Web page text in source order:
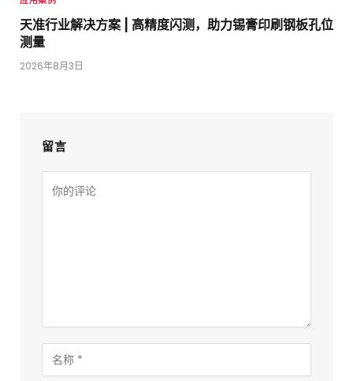
天准行业解决方案 | 高精度闪测，助力锡膏印刷钢板孔位
测量
2026年8月3日
留言